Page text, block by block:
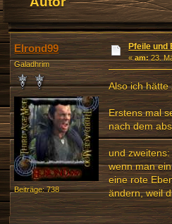
(Gelesen 11016 mal)
Elrond99
Galadhrim
Beiträge: 738
Pfeile und
«am:23.
Also ich hätte
Erstens mal
nach dem
und zweitens:
wenn man
eine rote
ändern, weil